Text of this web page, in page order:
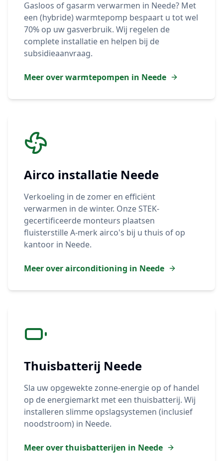
Gasloos of gasarm verwarmen in Neede? Met
een (hybride) warmtepomp bespaart u tot wel
70% op uw gasverbruik. Wij regelen de
complete installatie en helpen bij de
subsidieaanvraag.
Meer over warmtepompen in Neede
Airco installatie Neede
Verkoeling in de zomer en efficiënt
verwarmen in de winter. Onze STEK-
gecertificeerde monteurs plaatsen
fluisterstille A-merk airco's bij u thuis of op
kantoor in Neede.
Meer over airconditioning in Neede
Thuisbatterij Neede
Sla uw opgewekte zonne-energie op of handel
op de energiemarkt met een thuisbatterij. Wij
installeren slimme opslagsystemen (inclusief
noodstroom) in Neede.
Meer over thuisbatterijen in Neede